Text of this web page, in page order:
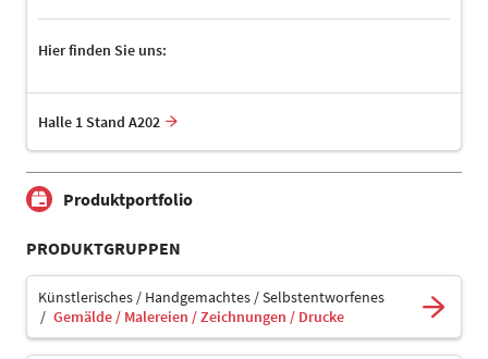
Hier finden Sie uns:
Halle 1 Stand A202
Produktportfolio
PRODUKTGRUPPEN
Künstlerisches / Handgemachtes / Selbstentworfenes
Gemälde / Malereien / Zeichnungen / Drucke